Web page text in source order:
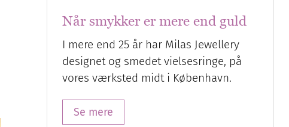
Når smykker er mere end guld
I mere end 25 år har Milas Jewellery
designet og smedet vielsesringe, på
vores værksted midt i København.
Se mere